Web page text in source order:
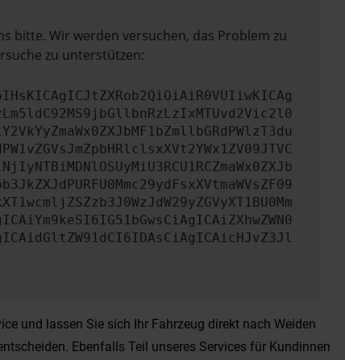
bitte. Wir werden versuchen, das Problem zu
zu unterstützen:
und lassen Sie sich Ihr Fahrzeug direkt nach Weiden
Ebenfalls Teil unseres Services für Kundinnen